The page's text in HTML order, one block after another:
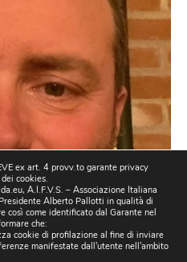
ex art. 4 provv.to garante privacy
cookies.
A.I.F.V.S. – Associazione Italiana
Alberto Pallotti in qualità di
come identificato dal Garante nel
che:
cookie di profilazione al fine di inviare
manifestate dall'utente nell'ambito